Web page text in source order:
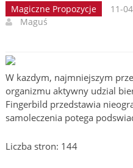
Magiczne Propozycje 11-
Maguś
W kazdym, najmniejszym
organizmu aktywny udzial
Fingerbild przedstawia
samoleczenia potega
Liczba stron: 144